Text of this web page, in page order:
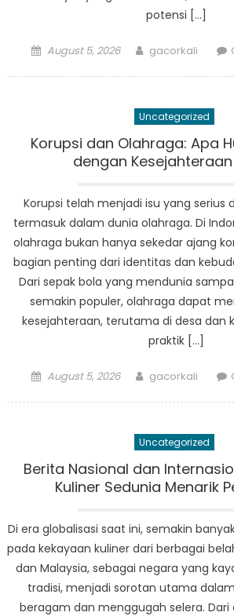
potensi […]
Posted
August 5, 2026 Author
gacorkali
Uncategorized
Korupsi dan Olahraga: Apa
dengan
Korupsi telah menjadi isu yang serius
termasuk dalam dunia olahraga. Di
olahraga bukan hanya sekedar ajang
bagian penting dari identitas dan
Dari sepak bola yang mendunia
semakin populer, olahraga dapat
kesejahteraan, terutama di desa dan
praktik […]
Posted
August 5, 2026 Author
gacorkali
Uncategorized
Berita Nasional dan
Kuliner Sedunia Menarik
Di era globalisasi saat ini, semakin
pada kekayaan kuliner dari berbagai
dan Malaysia, sebagai negara yang
tradisi, menjadi sorotan utama
beragam dan menggugah selera.